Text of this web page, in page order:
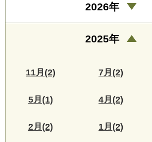
2026年
2025年
11月(2) 7月(2)
5月(1) 4月(2)
2月(2) 1月(2)